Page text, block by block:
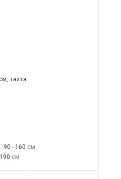
тахта
90 - 160
190